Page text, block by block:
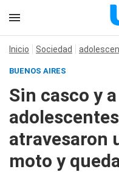
Inicio Sociedad
BUENOS AIRES
Sin casco y
atravesaron
moto y